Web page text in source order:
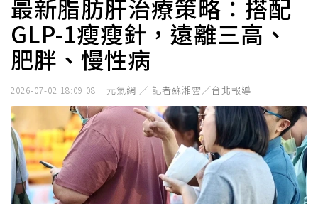
最新脂肪肝治療策略：搭配
GLP-1瘦瘦針，遠離三高、
肥胖、慢性病
2026-07-02 18:09:08 元氣網 ／ 記者蘇湘雲／台北報導